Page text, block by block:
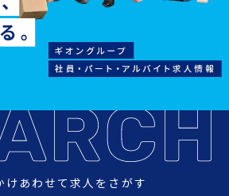
けあわせて求人をさがす